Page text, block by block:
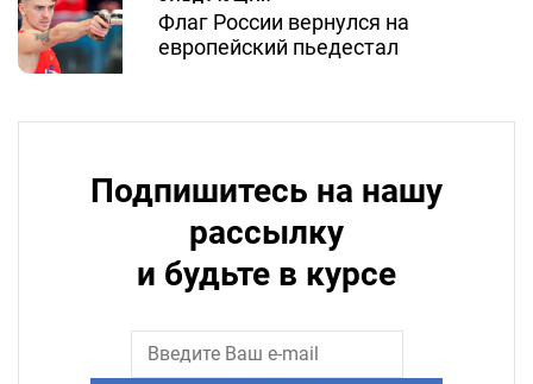
Флаг России вернулся на
европейский пьедестал
Подпишитесь на нашу
рассылку
и будьте в курсе